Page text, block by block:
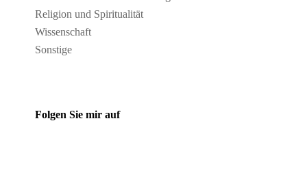
Religion und Spiritualität
Wissenschaft
Sonstige
Folgen Sie mir auf